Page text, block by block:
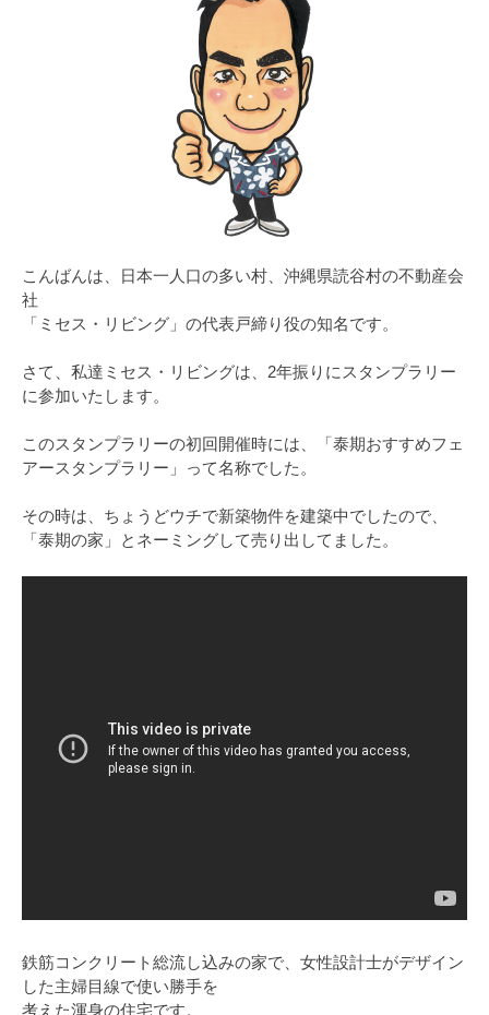
こんばんは、日本一人口の多い村、沖縄県読谷村の不動産会
社
「ミセス・リビング」の代表戸締り役の知名です。
さて、私達ミセス・リビングは、2年振りにスタンプラリー
に参加いたします。
このスタンプラリーの初回開催時には、「泰期おすすめフェ
アースタンプラリー」って名称でした。
その時は、ちょうどウチで新築物件を建築中でしたので、
「泰期の家」とネーミングして売り出してました。
鉄筋コンクリート総流し込みの家で、女性設計士がデザイン
した主婦目線で使い勝手を
考えた渾身の住宅です。